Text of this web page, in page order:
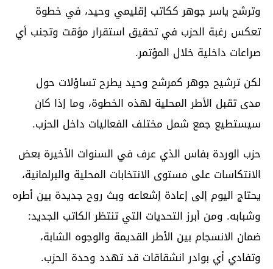
وترشح ياسر جوهر ككاتب إقليمي وحيد، في خطوة
تعكس رغبة الحزب في تحقيق استقرار مؤقت وتجنب أي
صراعات داخلية خلال المؤتمر.
لكن ترشيح جوهر كمرشح وحيد يطرح تساؤلات حول
مدى تقبل الأطر المحلية لهذه الخطوة، وما إذا كان
سيستطيع جمع شمل مختلف الفعاليات داخل الحزب.
حزب الوردة بفاس الذي عرف في السنوات الأخيرة بعض
الانتكاسات على مستوى الانتخابات المحلية والبرلمانية،
يحتاج اليوم إلى إعادة إشعاعه وبث روح جديدة بين أطره
وشبابه. ومن أبرز التحديات التي تنتظر الكاتب الجديد:
ضمان الانسجام بين الأطر القديمة والوجوه الشابة،
وتفادي أي بوادر انشقاقات قد تهدد وحدة الحزب.